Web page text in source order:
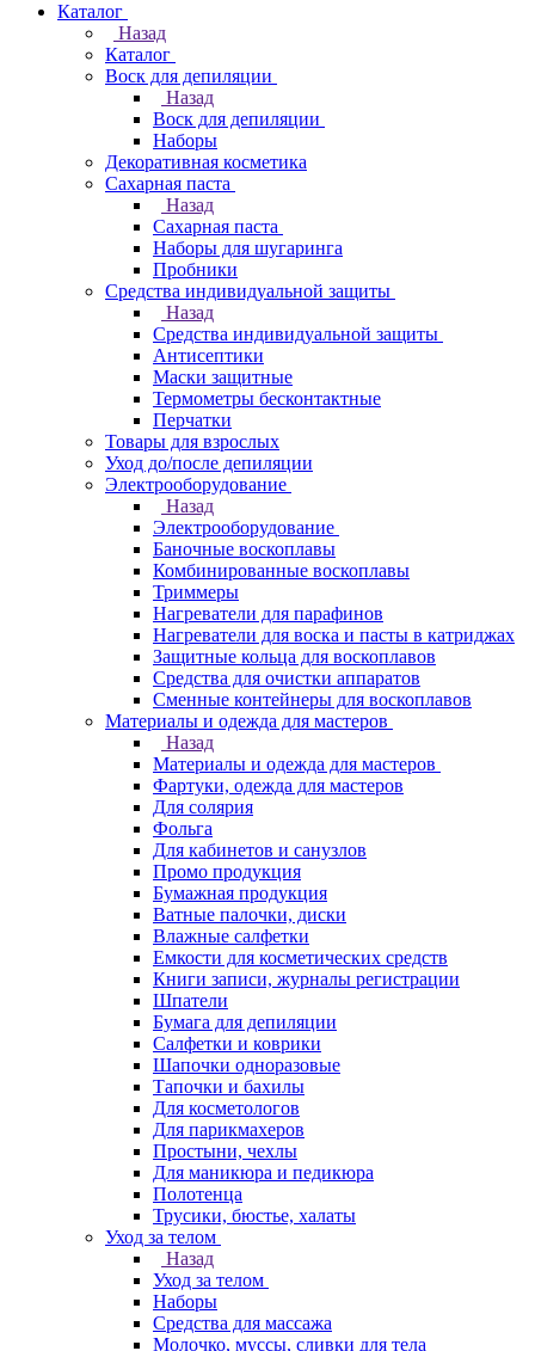
Каталог
Назад
Каталог
Воск для депиляции
Назад
Воск для депиляции
Наборы
Декоративная косметика
Сахарная паста
Назад
Сахарная паста
Наборы для шугаринга
Пробники
Средства индивидуальной защиты
Назад
Средства индивидуальной защиты
Антисептики
Маски защитные
Термометры бесконтактные
Перчатки
Товары для взрослых
Уход до/после депиляции
Электрооборудование
Назад
Электрооборудование
Баночные воскоплавы
Комбинированные воскоплавы
Триммеры
Нагреватели для парафинов
Нагреватели для воска и пасты в катриджах
Защитные кольца для воскоплавов
Средства для очистки аппаратов
Сменные контейнеры для воскоплавов
Материалы и одежда для мастеров
Назад
Материалы и одежда для мастеров
Фартуки, одежда для мастеров
Для солярия
Фольга
Для кабинетов и санузлов
Промо продукция
Бумажная продукция
Ватные палочки, диски
Влажные салфетки
Емкости для косметических средств
Книги записи, журналы регистрации
Шпатели
Бумага для депиляции
Салфетки и коврики
Шапочки одноразовые
Тапочки и бахилы
Для косметологов
Для парикмахеров
Простыни, чехлы
Для маникюра и педикюра
Полотенца
Трусики, бюстье, халаты
Уход за телом
Назад
Уход за телом
Наборы
Средства для массажа
Молочко, муссы, сливки для тела